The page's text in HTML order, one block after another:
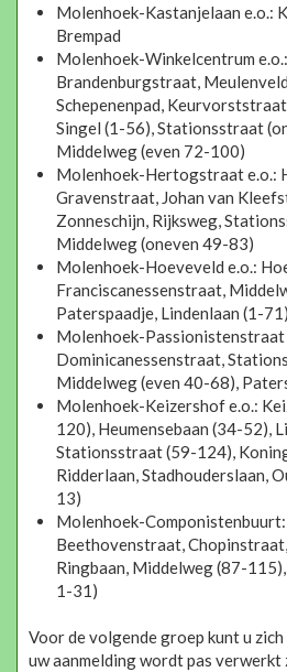
Molenhoek-Kastanjelaan e.o.:
Brempad
Molenhoek-Winkelcentrum
Brandenburgstraat,
Schepenenpad,
Singel (1-56), Stationsstraat
Middelweg (even 72-100)
Molenhoek-Hertogstraat e.o.:
Gravenstraat, Johan van
Zonneschijn, Rijksweg,
Middelweg (oneven 49-83)
Molenhoek-Hoeveveld e.o.:
Franciscanessenstraat,
Paterspaadje, Lindenlaan (1-71)
Molenhoek-
Dominicanessenstraat,
Middelweg (even 40-68),
Molenhoek-Keizershof e.o.:
120), Heumensebaan (34-52),
Stationsstraat (59-124),
Ridderlaan, Stadhouderslaan,
13)
Molenhoek-
Beethovenstraat,
Ringbaan, Middelweg (87-
1-31)
Voor de volgende groep kunt u zich
uw aanmelding wordt pas verwerkt